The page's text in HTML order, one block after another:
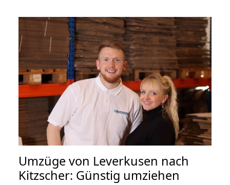
Umzüge von Leverkusen nach
Kitzscher: Günstig umziehen